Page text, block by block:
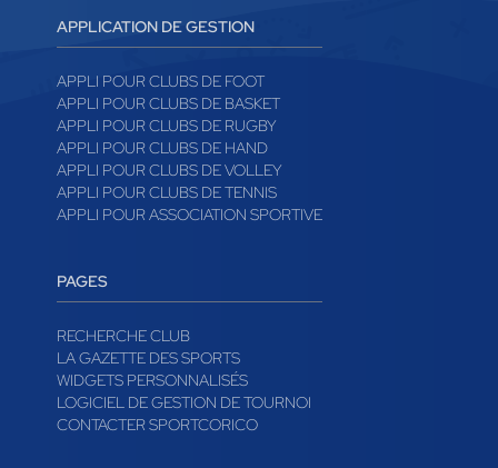
APPLICATION DE GESTION
APPLI POUR CLUBS DE FOOT
APPLI POUR CLUBS DE BASKET
APPLI POUR CLUBS DE RUGBY
APPLI POUR CLUBS DE HAND
APPLI POUR CLUBS DE VOLLEY
APPLI POUR CLUBS DE TENNIS
APPLI POUR ASSOCIATION SPORTIVE
PAGES
RECHERCHE CLUB
LA GAZETTE DES SPORTS
WIDGETS PERSONNALISÉS
LOGICIEL DE GESTION DE TOURNOI
CONTACTER SPORTCORICO